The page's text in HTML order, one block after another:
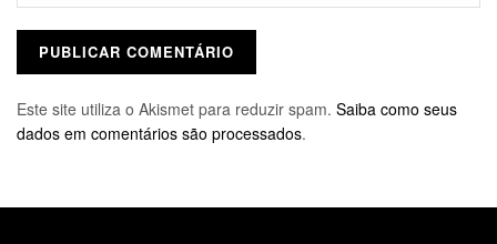
Este site utiliza o Akismet para reduzir spam. Saiba como seus
dados em comentários são processados.